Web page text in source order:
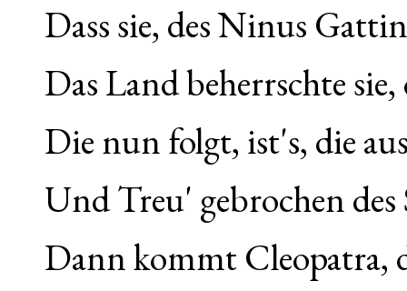
Dass sie, des Ninus
Das Land beherrschte
Die nun folgt, ist's, die
Und Treu' gebrochen des
Dann kommt Cleopatra,